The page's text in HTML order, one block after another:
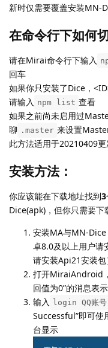
新时仅需要覆盖安装MN-
在命令行下如何
请在Mirai命令行下输入
回车
如果你只安装了Dice，
请输入 npm list 查看
如果之前尚未启用过
聊 .master 来设置
此方法适用于20210409
安装方法：
你应该能在下载地址找到3
Dice(apk)，但你只需要下
安装MA与MN-
卓8.0及以上用户
请安装Api21安装包
打开MiraiAndroid
回值为0”的消息表
输入
login QQ账
Successful”即可使
台显示